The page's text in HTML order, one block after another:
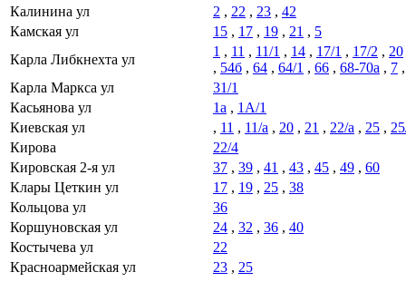
Калинина ул
2 , 22 , 23 , 42
Камская ул
15 , 17 , 19 , 21 , 5
Карла Либкнехта ул
1 , 11 , 11/1 , 14 , 17/1 , 17/2 , 20
, 54б , 64 , 64/1 , 66 , 68-70а , 7
Карла Маркса ул
31/1
Касьянова ул
1а , 1А/1
Киевская ул
, 11 , 11/а , 20 , 21 , 22/а , 25 ,
Кирова
22/4
Кировская 2-я ул
37 , 39 , 41 , 43 , 45 , 49 , 60
Клары Цеткин ул
17 , 19 , 25 , 38
Кольцова ул
36
Коршуновская ул
24 , 32 , 36 , 40
Костычева ул
22
Красноармейская ул
23 , 25